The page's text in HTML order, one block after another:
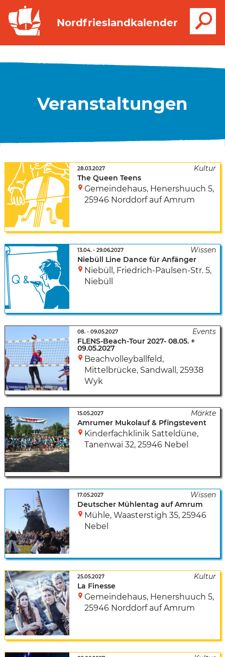
Nordfrieslandkalender
Veranstaltungen
28.03.2027
The Queen Teens
Gemeindehaus, Henershuuch 5,
25946 Norddorf auf Amrum
13.04. - 29.06.2027
Niebüll Line Dance für Anfänger
Niebüll , Friedrich-Paulsen-Str. 5,
Niebüll
08. - 09.05.2027
FLENS-Beach-Tour 2027- 08.05. +
09.05.2027
Beachvolleyballfeld,
Mittelbrücke, Sandwall , 25938
Wyk
15.05.2027
Amrumer Mukolauf & Pfingstevent
Kinderfachklinik Satteldüne,
Tanenwai 32, 25946 Nebel
17.05.2027
Deutscher Mühlentag auf Amrum
Mühle, Waasterstigh 35, 25946
Nebel
25.05.2027
La Finesse
Gemeindehaus, Henershuuch 5,
25946 Norddorf auf Amrum